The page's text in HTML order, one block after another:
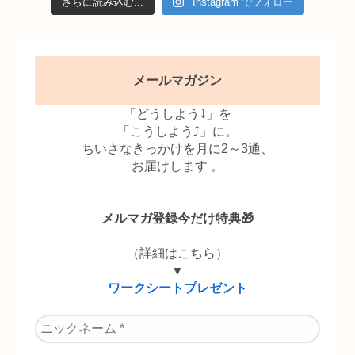
メールマガジン
「どうしよう⤵」を
「こうしよう⤴」に。
ちいさなきっかけを月に2～3通、
お届けします 。
メルマガ登録今だけ特典🎁
（詳細はこちら）
▼
ワークシートプレゼント